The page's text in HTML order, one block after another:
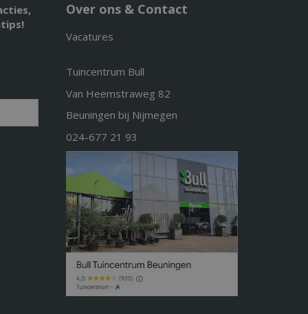
Over ons & Contact
Vacatures
Tuincentrum Bull
Van Heemstraweg 82
Beuningen bij Nijmegen
024-677 21 93